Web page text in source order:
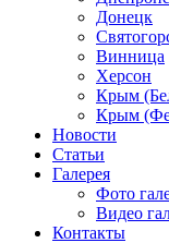
Донецк
Винница
Херсон
Крым
Крым
Новости
Статьи
Галерея
Фото
Видео
Контакты